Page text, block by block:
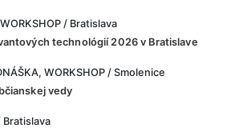
/ Bratislava
technológií 2026 v Bratislave
WORKSHOP / Smolenice
vedy
Bratislava